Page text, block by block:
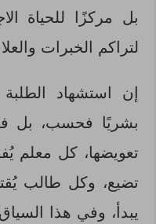
بل مركزًا للحياة
لتراكم الخبرات
إن استشهاد الطلبة
بشريًا فحسب، بل
تعويضها، كل معلم
تضيع، وكل طالب
يبدأ، وفي هذا